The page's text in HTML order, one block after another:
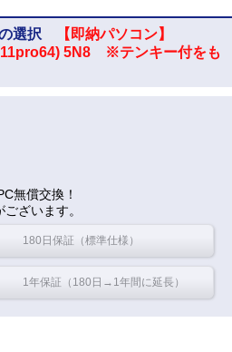
の選択
【即納パソコン】
5N8 ※テンキー付をも
無償交換！
ざいます。
180日保証（標準仕様）
1年保証（180日→1年間に延長）